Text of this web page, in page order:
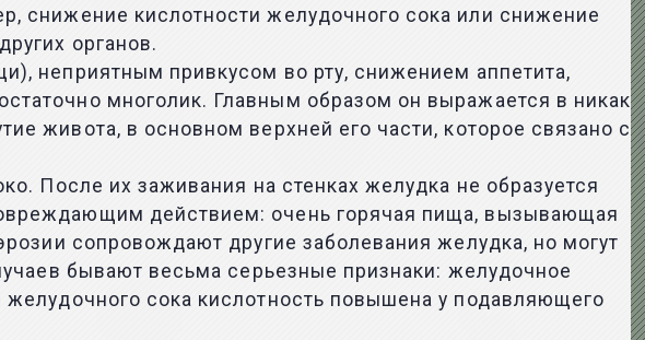
снижение кислотности желудочного сока или снижение
органов.
неприятным привкусом во рту, снижением аппетита,
многолик. Главным образом он выражается в никак
живота, в основном верхней его части, которое связано с
После их заживания на стенках желудка не образуется
действием: очень горячая пища, вызывающая
сопровождают другие заболевания желудка, но могут
бывают весьма серьезные признаки: желудочное
сока кислотность повышена у подавляющего